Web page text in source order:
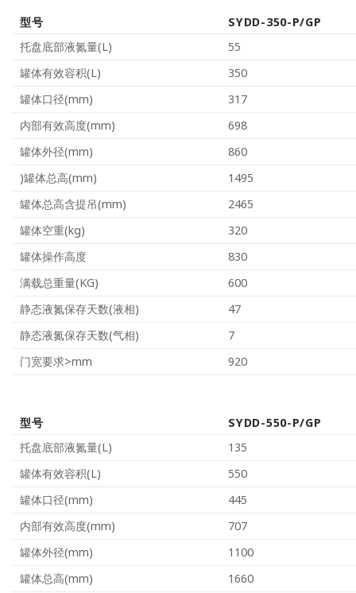
型号
SYDD-350-P/GP
托盘底部液氮量(L)
55
罐体有效容积(L)
350
罐体口径(mm)
317
内部有效高度(mm)
698
罐体外径(mm)
860
)罐体总高(mm)
1495
罐体总高含提吊(mm)
2465
罐体空重(kg)
320
罐体操作高度
830
满载总重量(KG)
600
静态液氮保存天数(液相)
47
静态液氮保存天数(气相)
7
门宽要求>mm
920
型号
SYDD-550-P/GP
托盘底部液氮量(L)
135
罐体有效容积(L)
550
罐体口径(mm)
445
内部有效高度(mm)
707
罐体外径(mm)
1100
罐体总高(mm)
1660